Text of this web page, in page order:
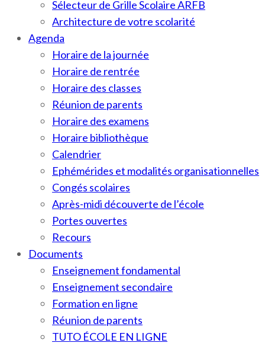
Sélecteur de Grille Scolaire ARFB
Architecture de votre scolarité
Agenda
Horaire de la journée
Horaire de rentrée
Horaire des classes
Réunion de parents
Horaire des examens
Horaire bibliothèque
Calendrier
Ephémérides et modalités organisationnelles
Congés scolaires
Après-midi découverte de l’école
Portes ouvertes
Recours
Documents
Enseignement fondamental
Enseignement secondaire
Formation en ligne
Réunion de parents
TUTO ÉCOLE EN LIGNE